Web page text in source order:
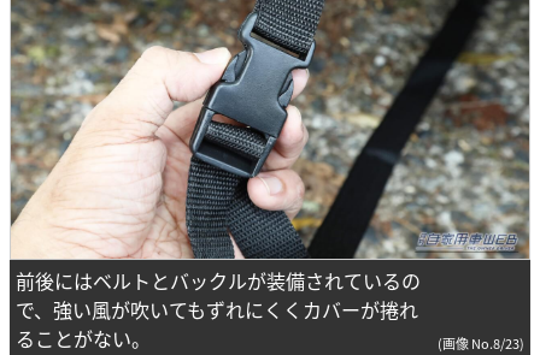
前後にはベルトとバックルが装備されているの
で、強い風が吹いてもずれにくくカバーが捲れ
ることがない。
(画像 No.8/23)